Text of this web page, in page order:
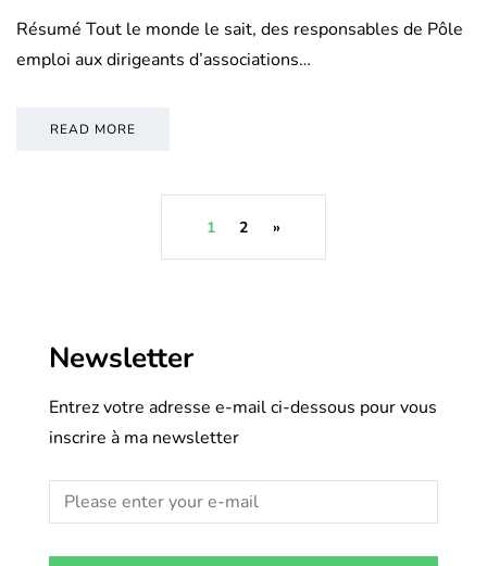
Résumé Tout le monde le sait, des responsables de Pôle
emploi aux dirigeants d’associations…
READ MORE
1 2 »
Newsletter
Entrez votre adresse e-mail ci-dessous pour vous
inscrire à ma newsletter